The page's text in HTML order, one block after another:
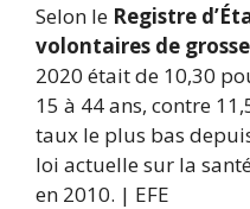
Selon le Registre
volontaires de
2020 était de 10,30
15 à 44 ans, contre
taux le plus bas
loi actuelle sur la
en 2010. | EFE